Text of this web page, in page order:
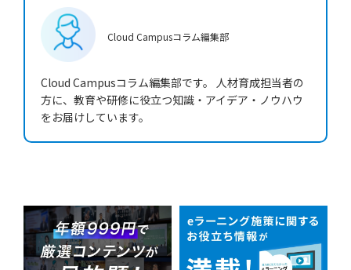
Cloud Campusコラム編集部
Cloud Campusコラム編集部です。 人材育成担当者の
方に、教育や研修に役立つ知識・アイデア・ノウハウ
をお届けしています。